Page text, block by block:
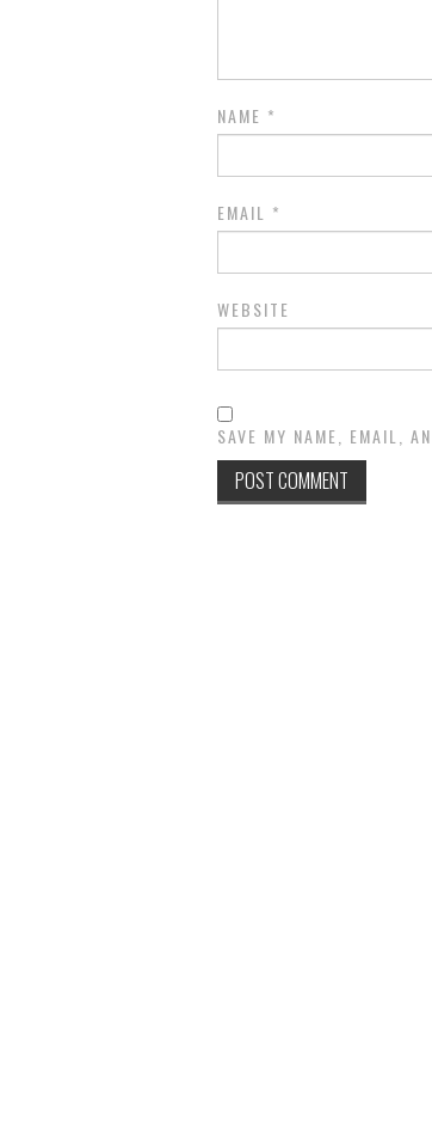
NAME *
EMAIL *
WEBSITE
SAVE MY NAME, EMAIL,